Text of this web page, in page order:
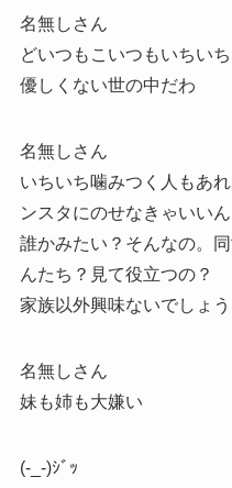
名無しさん
どいつもこいつもいちい
優しくない世の中だわ
名無しさん
いちいち噛みつく人もあ
ンスタにのせなきゃいい
誰かみたい？そんなの。
んたち？見て役立つの？
家族以外興味ないでしょう
名無しさん
妹も姉も大嫌い
(-_-)ｼﾞｯ